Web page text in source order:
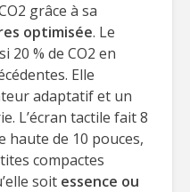
grâce à sa
optimisée. Le
20 % de CO2 en
Elle
adaptatif et un
L’écran tactile fait 8
haute de 10 pouces,
compactes
soit essence ou